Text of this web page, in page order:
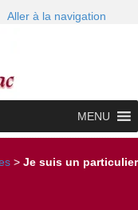
Aller à la navigation
MENU
> Je suis un particulier